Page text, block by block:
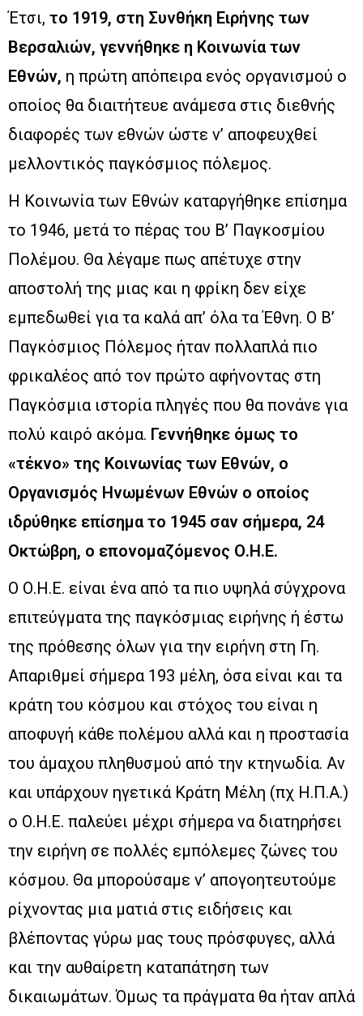
Έτσι, το 1919, στη Συνθήκη Ειρήνης των
Βερσαλιών, γεννήθηκε η Κοινωνία των
Εθνών, η πρώτη απόπειρα ενός οργανισμού ο
οποίος θα διαιτήτευε ανάμεσα στις διεθνής
διαφορές των εθνών ώστε ν’ αποφευχθεί
μελλοντικός παγκόσμιος πόλεμος.
Η Κοινωνία των Εθνών καταργήθηκε επίσημα
το 1946, μετά το πέρας του Β’ Παγκοσμίου
Πολέμου. Θα λέγαμε πως απέτυχε στην
αποστολή της μιας και η φρίκη δεν είχε
εμπεδωθεί για τα καλά απ’ όλα τα Έθνη. Ο Β’
Παγκόσμιος Πόλεμος ήταν πολλαπλά πιο
φρικαλέος από τον πρώτο αφήνοντας στη
Παγκόσμια ιστορία πληγές που θα πονάνε για
πολύ καιρό ακόμα. Γεννήθηκε όμως το
«τέκνο» της Κοινωνίας των Εθνών, ο
Οργανισμός Ηνωμένων Εθνών ο οποίος
ιδρύθηκε επίσημα το 1945 σαν σήμερα, 24
Οκτώβρη, ο επονομαζόμενος Ο.Η.Ε.
O Ο.H.E. είναι ένα από τα πιο υψηλά σύγχρονα
επιτεύγματα της παγκόσμιας ειρήνης ή έστω
της πρόθεσης όλων για την ειρήνη στη Γη.
Απαριθμεί σήμερα 193 μέλη, όσα είναι και τα
κράτη του κόσμου και στόχος του είναι η
αποφυγή κάθε πολέμου αλλά και η προστασία
του άμαχου πληθυσμού από την κτηνωδία. Αν
και υπάρχουν ηγετικά Κράτη Μέλη (πχ Η.Π.Α.)
ο Ο.Η.Ε. παλεύει μέχρι σήμερα να διατηρήσει
την ειρήνη σε πολλές εμπόλεμες ζώνες του
κόσμου. Θα μπορούσαμε ν’ απογοητευτούμε
ρίχνοντας μια ματιά στις ειδήσεις και
βλέποντας γύρω μας τους πρόσφυγες, αλλά
και την αυθαίρετη καταπάτηση των
δικαιωμάτων. Όμως τα πράγματα θα ήταν απλά